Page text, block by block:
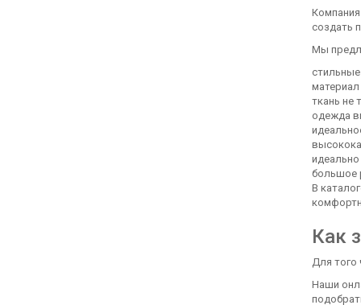
создать
Мы
ткань не
одежда
идеально
большое
В
Как
Для того
Наши